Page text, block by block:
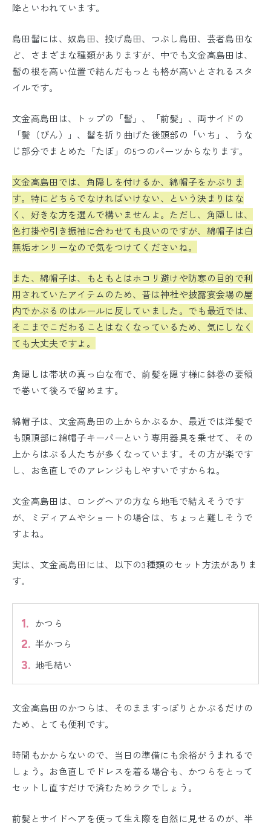
降といわれています。
島田髷には、奴島田、投げ島田、つぶし島田、芸者島田な
ど、さまざまな種類がありますが、中でも文金高島田は、
髷の根を高い位置で結んだもっとも格が高いとされるスタ
イルです。
文金高島田は、トップの「髷」、「前髪」、両サイドの
「鬢（びん）」、髷を折り曲げた後頭部の「いち」、うな
じ部分でまとめた「たぼ」の5つのパーツからなります。
文金高島田では、角隠しを付けるか、綿帽子をかぶりま
す。特にどちらでなければいけない、という決まりはな
く、好きな方を選んで構いませんよ。 ただし、角隠しは、
色打掛や引き振袖に合わせても良いのですが、綿帽子は白
無垢オンリーなので気をつけてくださいね。
また、綿帽子は、もともとはホコリ避けや防寒の目的で利
用されていたアイテムのため、昔は神社や披露宴会場の屋
内でかぶるのはルールに反していました。でも最近では、
そこまでこだわることはなくなっているため、気にしなく
ても大丈夫ですよ。
角隠しは帯状の真っ白な布で、前髪を隠す様に鉢巻の要領
で巻いて後ろで留めます。
綿帽子は、文金高島田の上からかぶるか、最近では洋髪で
も頭頂部に綿帽子キーパーという専用器具を乗せて、その
上からはぶる人たちが多くなっています。その方が楽です
し、お色直しでのアレンジもしやすいですからね。
文金高島田は、ロングヘアの方なら地毛で結えそうです
が、ミディアムやショートの場合は、ちょっと難しそうで
すよね。
実は、文金高島田には、以下の3種類のセット方法がありま
す。
かつら
半かつら
地毛結い
文金高島田のかつらは、そのまますっぽりとかぶるだけの
ため、とても便利です。
時間もかからないので、当日の準備にも余裕がうまれるで
しょう。お色直しでドレスを着る場合も、かつらをとって
セットし直すだけで済むためラクでしょう。
前髪とサイドヘアを使って生え際を自然に見せるのが、半